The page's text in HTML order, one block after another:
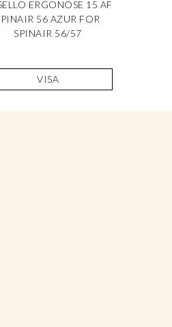
ERGONOSE 15 AF
56 AZUR FOR
SPINAIR 56/57
VISA